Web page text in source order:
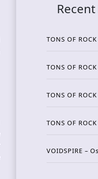
TONS OF
TONS OF
TONS OF
TONS OF
VOIDSPIRE –